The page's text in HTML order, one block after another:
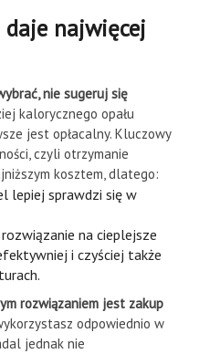
najwięcej
nie sugeruj się
kalorycznego opału
jest opłacalny. Kluczowy
czyli otrzymanie
kosztem, dlatego:
lepiej sprawdzi się w
na cieplejsze
i czyściej także
rozwiązaniem jest zakup
odpowiednio w
jednak nie